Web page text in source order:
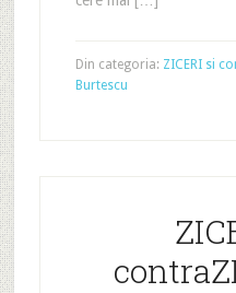
Din categoria: ZICERI si
Burtescu